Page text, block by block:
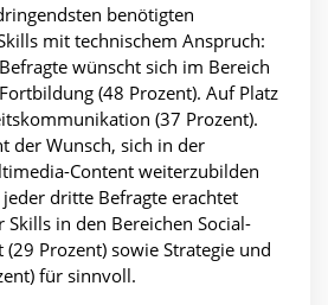
benötigten
mit technischem Anspruch:
wünscht sich im Bereich
(48 Prozent). Auf Platz
(37 Prozent).
der Wunsch, sich in der
Content weiterzubilden
dritte Befragte erachtet
Skills in den Bereichen Social-
Prozent) sowie Strategie und
für sinnvoll.